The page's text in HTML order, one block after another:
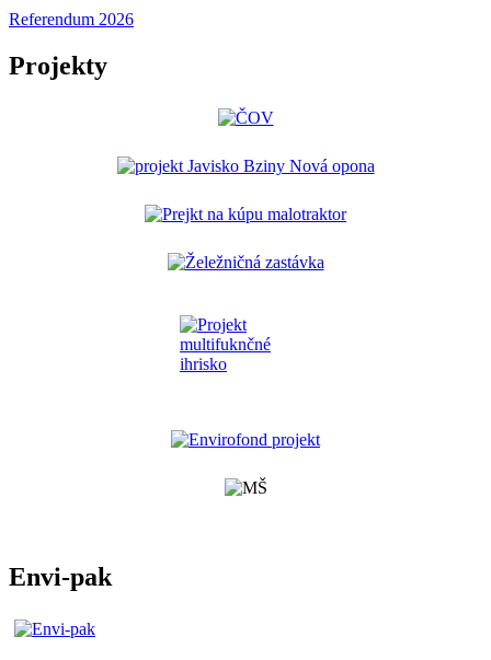
Referendum 2026
Projekty
Envi-pak